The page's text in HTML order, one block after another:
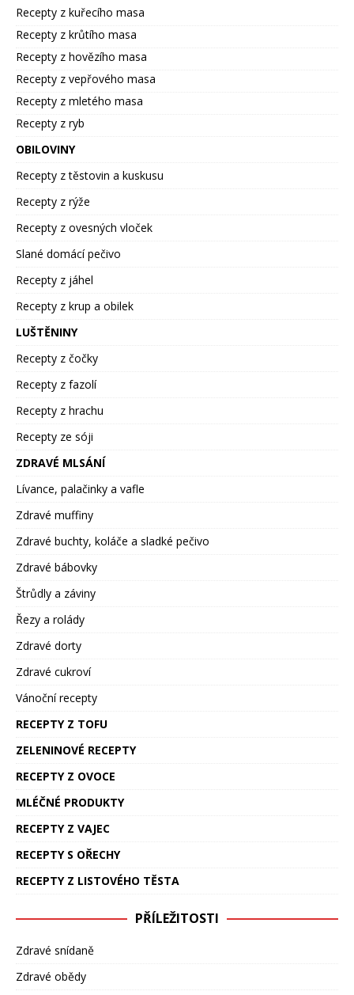
Recepty z kuřecího masa
Recepty z krůtího masa
Recepty z hovězího masa
Recepty z vepřového masa
Recepty z mletého masa
Recepty z ryb
OBILOVINY
Recepty z těstovin a kuskusu
Recepty z rýže
Recepty z ovesných vloček
Slané domácí pečivo
Recepty z jáhel
Recepty z krup a obilek
LUŠTĚNINY
Recepty z čočky
Recepty z fazolí
Recepty z hrachu
Recepty ze sóji
ZDRAVÉ MLSÁNÍ
Lívance, palačinky a vafle
Zdravé muffiny
Zdravé buchty, koláče a sladké pečivo
Zdravé bábovky
Štrůdly a záviny
Řezy a rolády
Zdravé dorty
Zdravé cukroví
Vánoční recepty
RECEPTY Z TOFU
ZELENINOVÉ RECEPTY
RECEPTY Z OVOCE
MLÉČNÉ PRODUKTY
RECEPTY Z VAJEC
RECEPTY S OŘECHY
RECEPTY Z LISTOVÉHO TĚSTA
PŘÍLEŽITOSTI
Zdravé snídaně
Zdravé obědy